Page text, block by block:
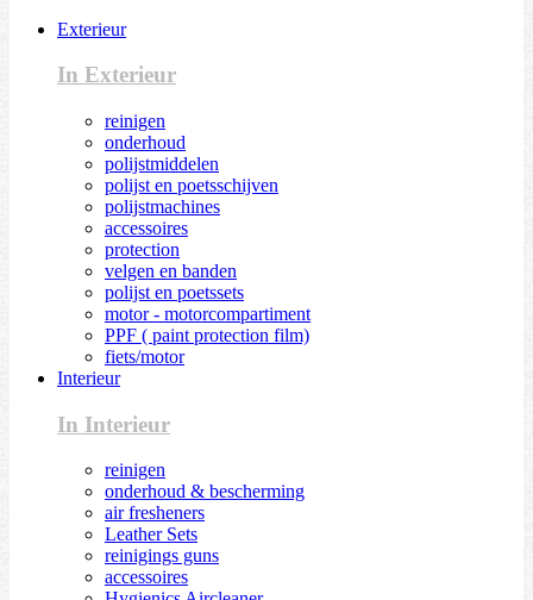
Exterieur
In Exterieur
reinigen
onderhoud
polijstmiddelen
polijst en poetsschijven
polijstmachines
accessoires
protection
velgen en banden
polijst en poetssets
motor - motorcompartiment
PPF ( paint protection film)
fiets/motor
Interieur
In Interieur
reinigen
onderhoud & bescherming
air fresheners
Leather Sets
reinigings guns
accessoires